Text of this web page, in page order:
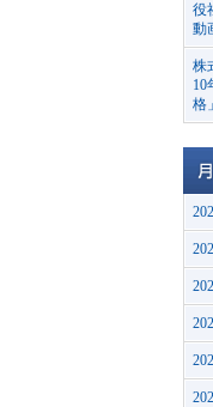
役
動
株
10
格